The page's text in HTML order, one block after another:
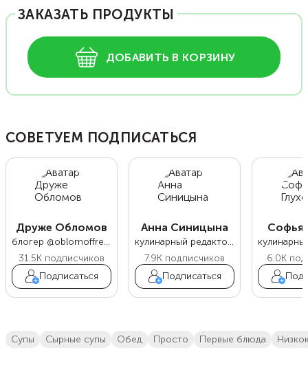
ЗАКАЗАТЬ ПРОДУКТЫ
ДОБАВИТЬ В КОРЗИНУ
СОВЕТУЕМ ПОДПИСАТЬСЯ
Друже Обломов
блогер @oblomoffrecipe
31.5K подписчиков
Подписаться
Анна Синицына
кулинарный редактор Food.ru
7.9K подписчиков
Подписаться
Софья
6.0K
супы сырные супы обед просто первые блюда